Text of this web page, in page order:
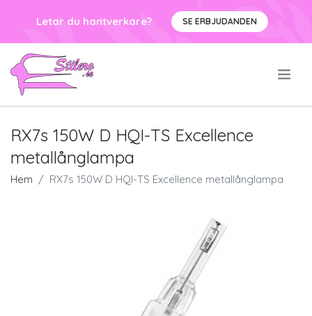
Letar du hantverkare? SE ERBJUDANDEN
RX7s 150W D HQI-TS Excellence
metallånglampa
Hem RX7s 150W D HQI-TS Excellence metallånglampa